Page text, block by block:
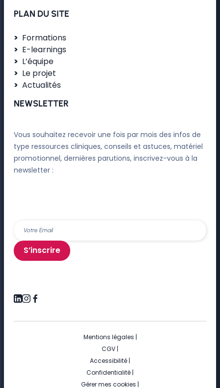
PLAN DU SITE
Formations
E-learnings
L’équipe
Le projet
Actualités
NEWSLETTER
Vous souhaitez recevoir une fois par mois des infos de
type ressources cliniques, conseils et astuces, matériel
promotionnel, dernières parutions, inscrivez-vous à la
newsletter :
S’inscrire
Mentions légales |
CGV |
Accessibilité |
Confidentialité |
Gérer mes cookies |